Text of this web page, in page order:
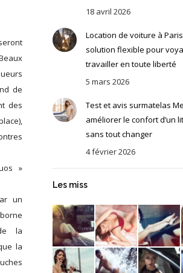
de
des
»
un
la
la
18 avril 2026
Location de voiture à
solution flexible pour
travailler en toute liberté
5 mars 2026
Test et avis surmatelas
améliorer le confort d’un
sans tout changer
4 février 2026
Les miss